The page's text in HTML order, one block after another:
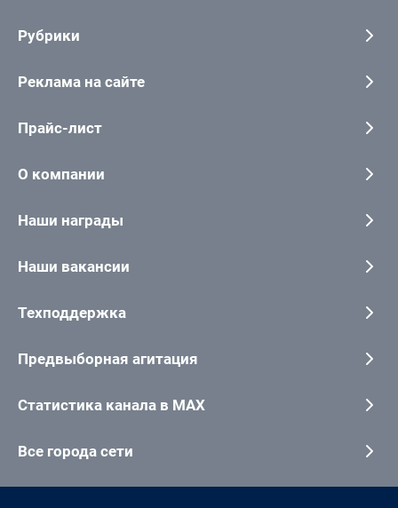
Рубрики
Реклама на сайте
Прайс-лист
О компании
Наши награды
Наши вакансии
Техподдержка
Предвыборная агитация
Статистика канала в MAX
Все города сети